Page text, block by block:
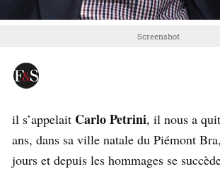
Screenshot
il s’appelait Carlo Petrini, il nous a
ans, dans sa ville natale du Piémont
jours et depuis les hommages se